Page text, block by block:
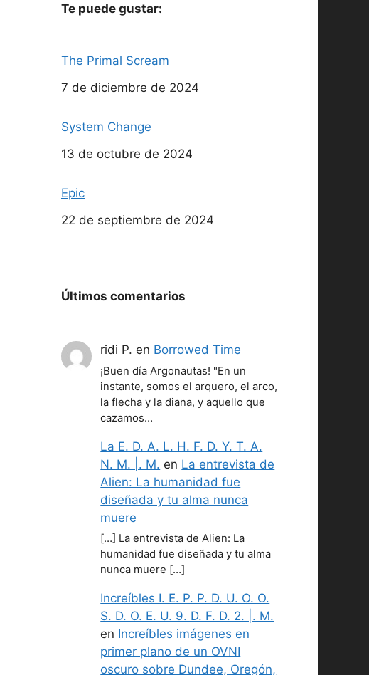
Te puede gustar:
The Primal Scream
Fecha
7 de diciembre de 2024
System Change
Fecha
13 de octubre de 2024
Epic
Fecha
22 de septiembre de 2024
Últimos comentarios
ridi P. en Borrowed Time
¡Buen día Argonautas! "En un
instante, somos el arquero, el arco,
la flecha y la diana, y aquello que
cazamos…
La E. D. A. L. H. F. D. Y. T. A.
N. M. |. M. en La entrevista de
Alien: La humanidad fue
diseñada y tu alma nunca
muere
[…] La entrevista de Alien: La
humanidad fue diseñada y tu alma
nunca muere […]
Increíbles I. E. P. P. D. U. O. O.
S. D. O. E. U. 9. D. F. D. 2. |. M.
en Increíbles imágenes en
primer plano de un OVNI
oscuro sobre Dundee, Oregón,